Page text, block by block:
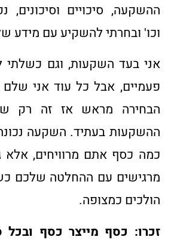
ההשקעה, סיכויים וסיכונים,
וכו' ובחרתי להשקיע עם מידע
אני בעד השקעות, וגם
פעמיים, אבל כל עוד אני
הבחירה מראש אז זה רק
ההשקעות בעתיד. השקעה
כמה כסף אתם מרוויחים,
מרגישים עם ההחלטה שלכם
הולכים כמצופה.
זכרו: כסף מייצר כסף ובכל